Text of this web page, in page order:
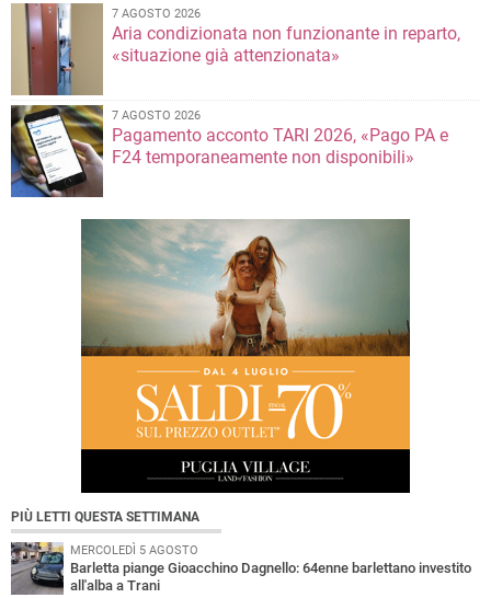
7 AGOSTO 2026
Aria condizionata non funzionante in reparto,
«situazione già attenzionata»
7 AGOSTO 2026
Pagamento acconto TARI 2026, «Pago PA e
F24 temporaneamente non disponibili»
PIÙ LETTI QUESTA SETTIMANA
MERCOLEDÌ 5 AGOSTO
Barletta piange Gioacchino Dagnello: 64enne barlettano investito
all'alba a Trani